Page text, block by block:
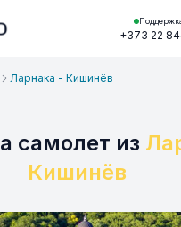
+373 22
самолет из
Кишинёв
Ларнака - Кишинёв